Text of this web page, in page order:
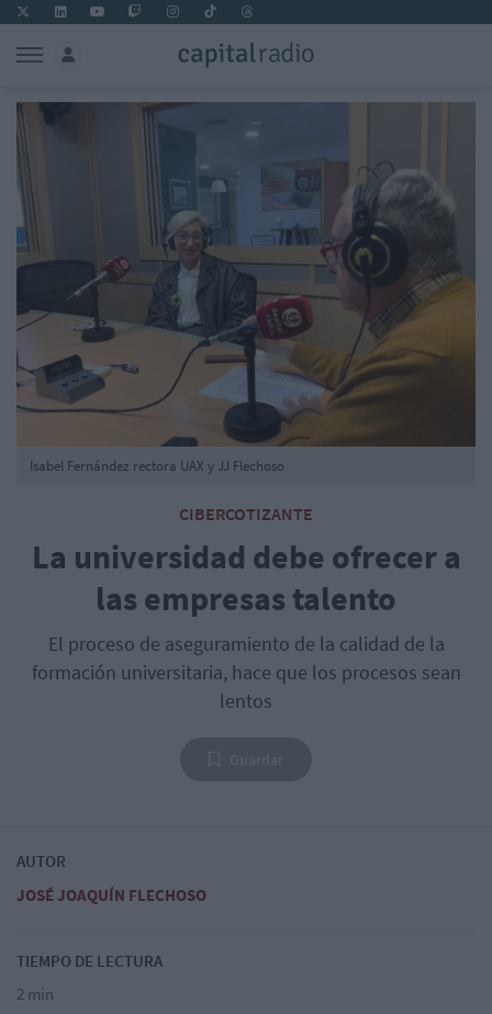
CIBERCOTIZANTE
La universidad debe ofrecer a
las empresas talento
El proceso de aseguramiento de la calidad de la
formación universitaria, hace que los procesos sean
lentos
Isabel Fernández rectora UAX y JJ Flechoso
AUTOR
JOSÉ JOAQUÍN FLECHOSO
TIEMPO DE LECTURA
2 min